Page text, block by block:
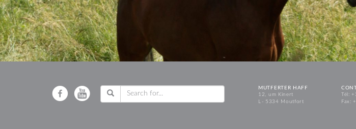
MUTFERTER HAFF
12, um Kinert
L - 5334 Moutfort
Tél:
Fax: